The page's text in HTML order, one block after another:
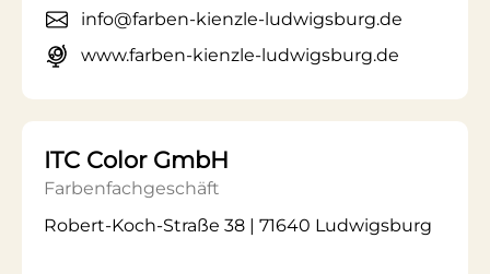
info@farben-kienzle-ludwigsburg.de
www.farben-kienzle-ludwigsburg.de
ITC Color GmbH
Farbenfachgeschäft
Robert-Koch-Straße 38 | 71640 Ludwigsburg